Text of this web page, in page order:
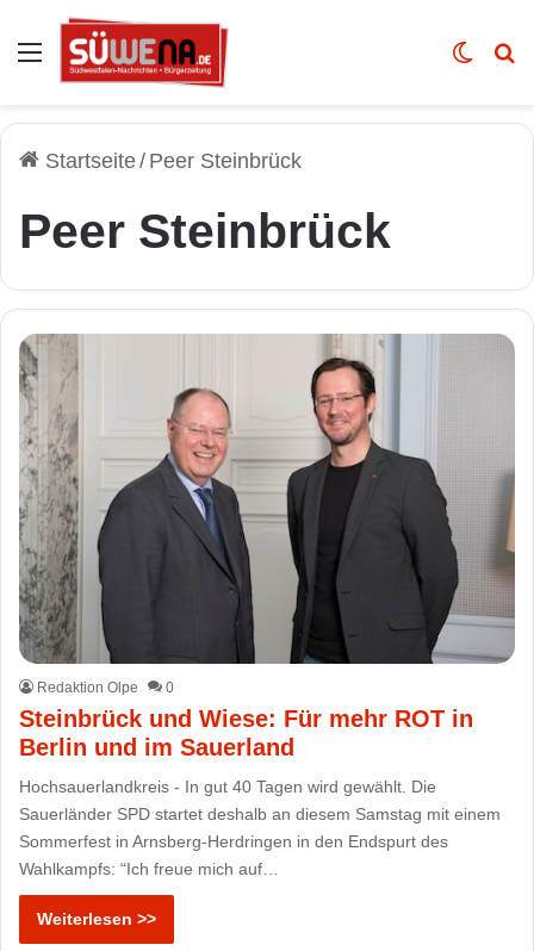
Auswahl Skin
Startseite/ Peer Steinbrück
Peer Steinbrück
Redaktion Olpe 0
Steinbrück und Wiese: Für mehr ROT in
Berlin und im Sauerland
Hochsauerlandkreis - In gut 40 Tagen wird gewählt. Die
Sauerländer SPD startet deshalb an diesem Samstag mit einem
Sommerfest in Arnsberg-Herdringen in den Endspurt des
Wahlkampfs: “Ich freue mich auf…
Weiterlesen >>